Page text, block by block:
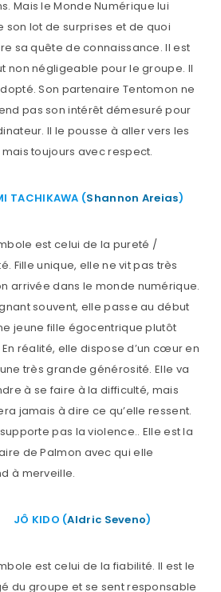
Mais le Monde Numérique lui
son lot de surprises et de quoi
sa quête de connaissance. Il est
non négligeable pour le groupe. Il
Son partenaire Tentomon ne
pas son intérêt démesuré pour
Il le pousse à aller vers les
toujours avec respect.
TACHIKAWA (Shannon Areias)
est celui de la pureté /
Fille unique, elle ne vit pas très
arrivée dans le monde numérique.
souvent, elle passe au début
jeune fille égocentrique plutôt
réalité, elle dispose d’un cœur en
très grande générosité. Elle va
à se faire à la difficulté, mais
jamais à dire ce qu’elle ressent.
pas la violence.. Elle est la
de Palmon avec qui elle
à merveille.
JÔ KIDO (Aldric Seveno)
est celui de la fiabilité. Il est le
du groupe et se sent responsable